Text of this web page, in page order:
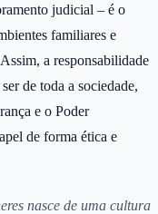
judicial – é o
familiares e
a responsabilidade
de toda a sociedade,
e o Poder
de forma ética e
nasce de uma cultura